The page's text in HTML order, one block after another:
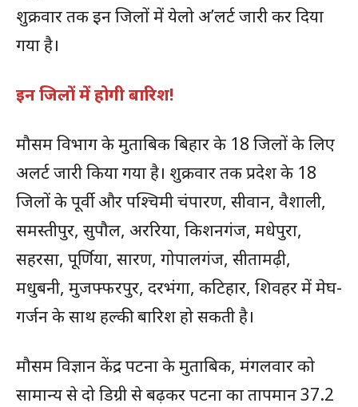
शुक्रवार तक इन जिलों में येलो अ’लर्ट जारी कर दिया
गया है।
इन जिलों में होगी बारिश!
मौसम विभाग के मुताबिक बिहार के 18 जिलों के लिए
अलर्ट जारी किया गया है। शुक्रवार तक प्रदेश के 18
जिलों के पूर्वी और पश्चिमी चंपारण, सीवान, वैशाली,
समस्तीपुर, सुपौल, अररिया, किशनगंज, मधेपुरा,
सहरसा, पूर्णिया, सारण, गोपालगंज, सीतामढ़ी,
मधुबनी, मुजफ्फरपुर, दरभंगा, कटिहार, शिवहर में मेघ-
गर्जन के साथ हल्की बारिश हो सकती है।
मौसम विज्ञान केंद्र पटना के मुताबिक, मंगलवार को
सामान्य से दो डिग्री से बढ़कर पटना का तापमान 37.2